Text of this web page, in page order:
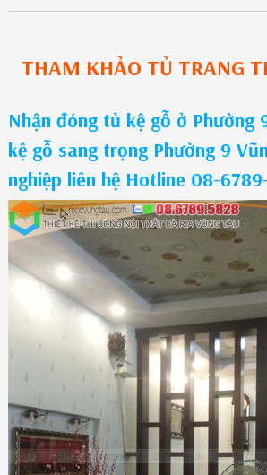
THAM KHẢO TỦ TRANG
Nhận đóng tủ kệ gỗ ở Phường
kệ gỗ sang trọng Phường 9
nghiệp liên hệ Hotline 08-